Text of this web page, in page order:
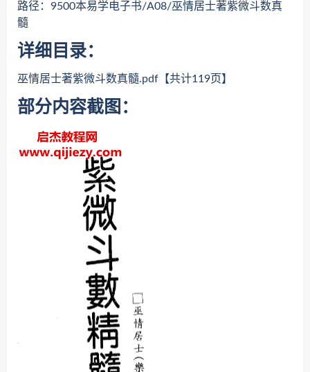
路径：9500本易学电子书/A08/巫情居士著紫微斗数真
髓
详细目录：
巫情居士著紫微斗数真髓.pdf【共计119页】
部分内容截图：